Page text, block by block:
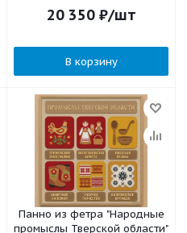
20 350₽/шт
В корзину
Панно из фетра "Народные
промыслы Тверской области"